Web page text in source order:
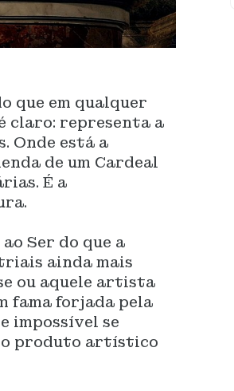
que em qualquer
claro: representa a
Onde está a
de um Cardeal
É a
Ser do que a
ainda mais
ou aquele artista
fama forjada pela
impossível se
o produto artístico